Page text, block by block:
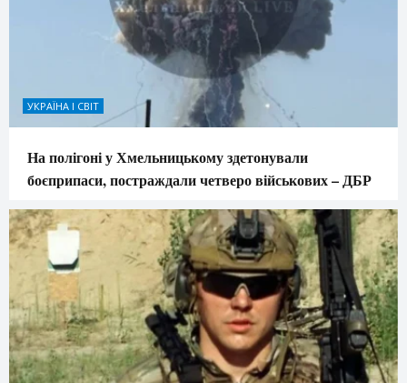
УКРАЇНА І СВІТ
На полігоні у Хмельницькому здетонували
боєприпаси, постраждали четверо військових – ДБР